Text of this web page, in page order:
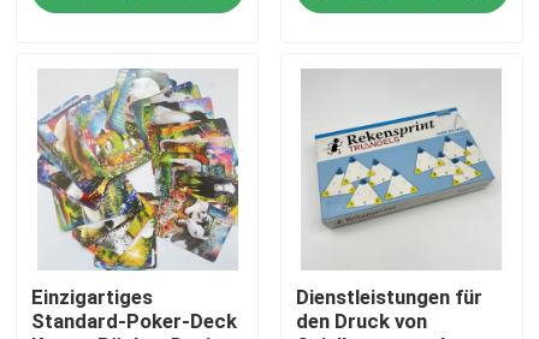
Nachrichten
Fordern Sie ein Zitat
Kaffeetafelbuchdruckerei
Tarotkarten drucken
Einzigartiges
Standard-Poker-Deck
Dienstleistungen für
den Druck von